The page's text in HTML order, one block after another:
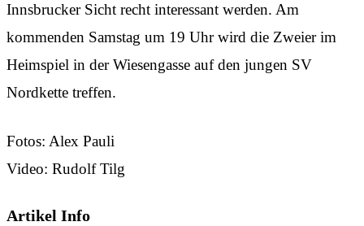
Innsbrucker Sicht recht interessant werden. Am
kommenden Samstag um 19 Uhr wird die Zweier im
Heimspiel in der Wiesengasse auf den jungen SV
Nordkette treffen.
Fotos: Alex Pauli
Video: Rudolf Tilg
Artikel Info